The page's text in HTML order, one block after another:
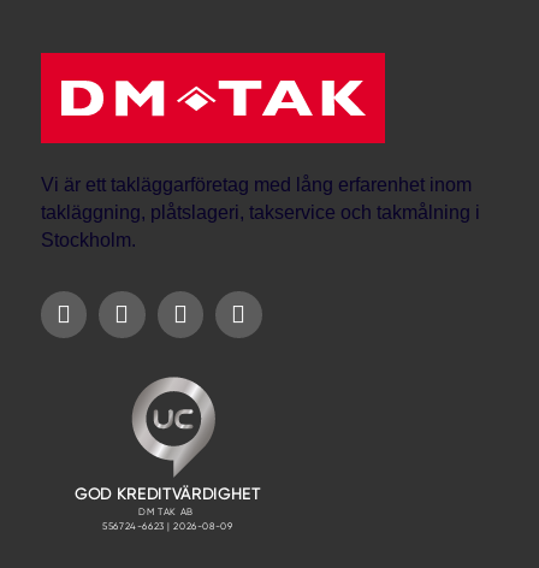
Vi är ett takläggarföretag med lång erfarenhet inom
takläggning, plåtslageri, takservice och takmålning i
Stockholm.